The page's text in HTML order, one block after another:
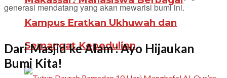
Kampus Eratkan Ukhuwah dan
Semangat Kepedulian
generasi mendatang yang akan mewarisi bumi ini.
Dari Masjid ke Alam : Ayo Hijaukan
Bumi Kita!